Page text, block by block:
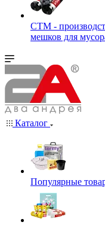
СТМ -
мешков для
Каталог
Популярные